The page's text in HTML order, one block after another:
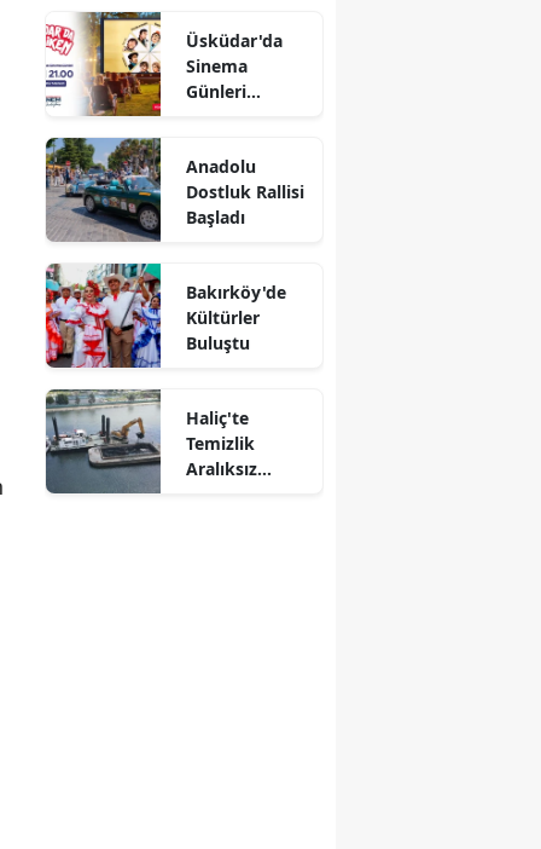
Üsküdar'da
Sinema
Günleri
Anadolu
Dostluk Rallisi
Başladı
Bakırköy'de
Kültürler
Buluştu
Haliç'te
Temizlik
Aralıksız